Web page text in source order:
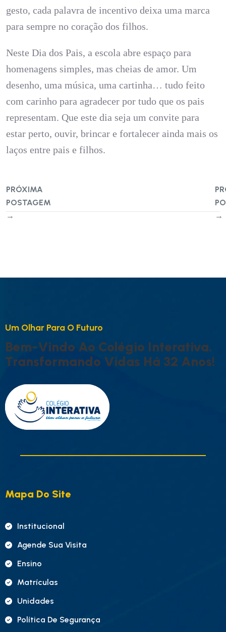
gesto, cada palavra de incentivo deixa uma marca
para sempre no coração dos filhos.
Neste Dia dos Pais, a escola abre espaço para
homenagens simples, mas cheias de amor. Um
desenho, uma música, uma cartinha… tudo feito
com carinho para agradecer por tudo que os pais
representam. Que este dia seja um convite para
estar perto, ouvir, brincar e fortalecer ainda mais os
laços entre pais e filhos.
UM OLHAR PARA O FUTURO
BEM-VINDO AO COLÉGIO INTERATIVA.
TRANSFORMANDO VIDAS HÁ 32 ANOS!
Mapa Do Site
Institucional
Agende Sua Visita
Ensino
Matrículas
Unidades
Política De Segurança